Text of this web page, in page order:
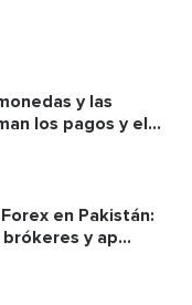
y las
los pagos y el
en Pakistán:
y ap...